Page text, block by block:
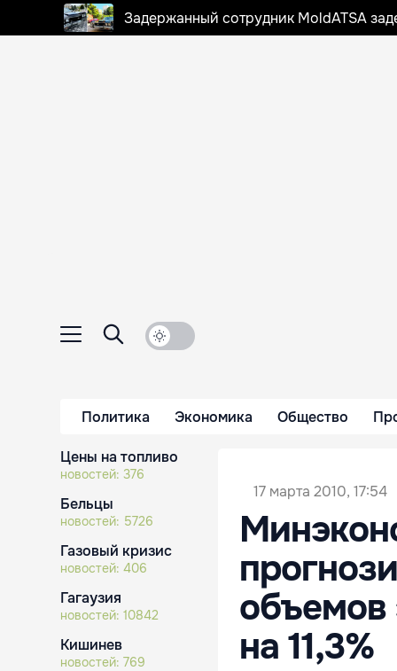
Задержанный сотрудник MoldATSA
Политика Экономика Общество
Цены на топливо
новостей: 376
Бельцы
новостей: 5726
Газовый кризис
новостей: 406
Гагаузия
новостей: 10842
Кишинев
новостей: 769
17 марта 2010, 17:54
объемов
на 11,3%